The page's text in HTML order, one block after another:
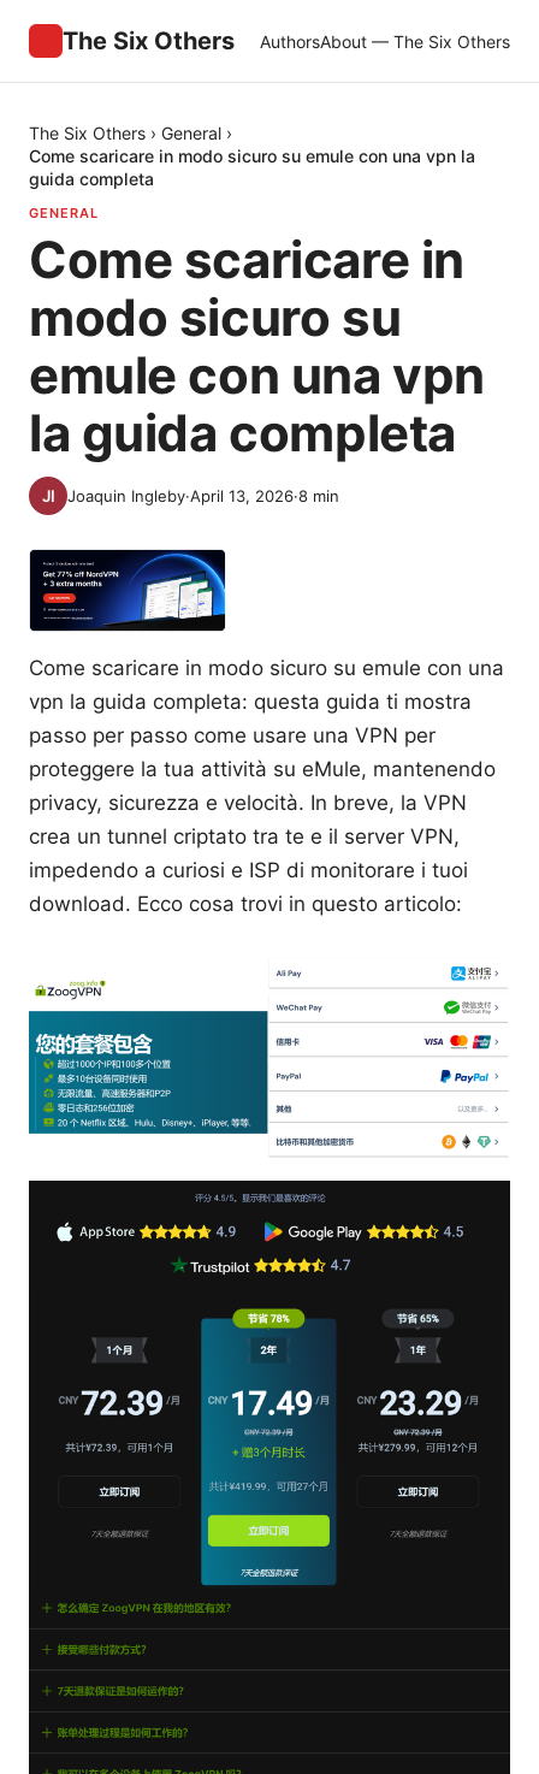
The Six Others AuthorsAbout — The Six Others
The Six Others › General ›
Come scaricare in modo sicuro su emule con una vpn la
guida completa
GENERAL
Come scaricare in
modo sicuro su
emule con una vpn
la guida completa
Joaquin Ingleby·April 13, 2026·8 min
Come scaricare in modo sicuro su emule con una
vpn la guida completa: questa guida ti mostra
passo per passo come usare una VPN per
proteggere la tua attività su eMule, mantenendo
privacy, sicurezza e velocità. In breve, la VPN
crea un tunnel criptato tra te e il server VPN,
impedendo a curiosi e ISP di monitorare i tuoi
download. Ecco cosa trovi in questo articolo: